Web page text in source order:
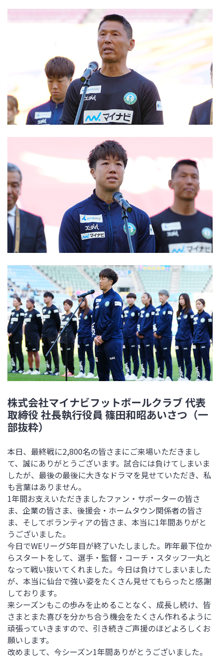
株式会社マイナビフットボールクラブ 代表
取締役 社長執行役員 篠田和昭あいさつ（一
部抜粋）
本日、最終戦に2,800名の皆さまにご来場いただきまし
て、誠にありがとうございます。試合には負けてしまいま
したが、最後の最後に大きなドラマを見せていただき、私
も言葉はありません。
1年間お支えいただきましたファン・サポーターの皆さ
ま、企業の皆さま、後援会・ホームタウン関係者の皆さ
ま、そしてボランティアの皆さま、本当に1年間ありがと
うございました。
今日でWEリーグ5年目が終了いたしました。昨年最下位か
らスタートをして、選手・監督・コーチ・スタッフ一丸と
なって戦い抜いてくれました。今日は負けてしまいました
が、本当に仙台で強い姿をたくさん見せてもらったと感謝
しております。
来シーズンもこの歩みを止めることなく、成長し続け、皆
さまとまた喜びを分かち合う機会をたくさん作れるように
頑張っていきますので、引き続きご声援のほどよろしくお
願いします。
改めまして、今シーズン1年間ありがとうございました。